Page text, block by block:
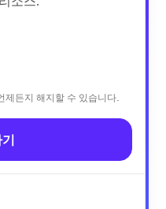
제든지 해지할 수 있습니다.